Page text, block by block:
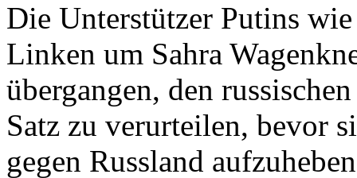
Die Unterstützer Putins
Linken um Sahra
übergangen, den
Satz zu verurteilen, bevor
gegen Russland